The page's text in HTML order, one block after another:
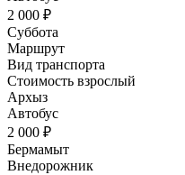
2 000 ₽
Суббота
Маршрут
Вид транспорта
Стоимость взрослый
Архыз
Автобус
2 000 ₽
Бермамыт
Внедорожник